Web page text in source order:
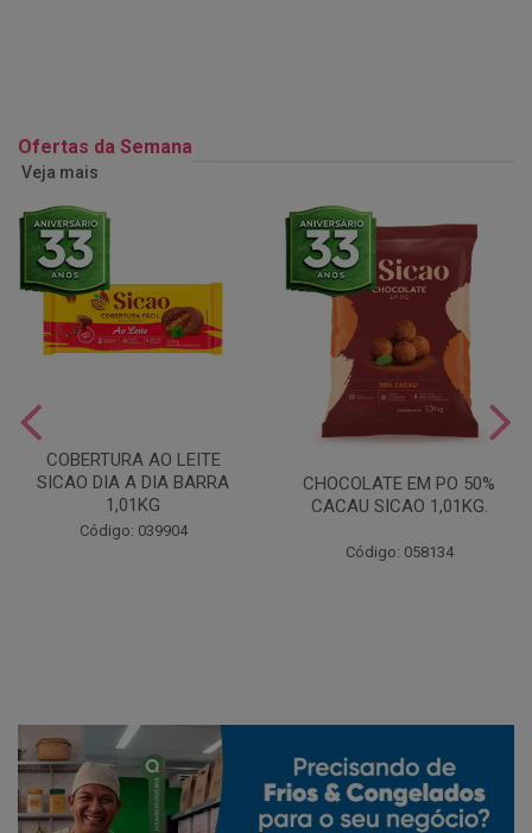
Ofertas da Semana
Veja mais
COBERTURA AO LEITE
SICAO DIA A DIA BARRA
1,01KG
Código: 039904
CHOCOLATE EM PO 50%
CACAU SICAO 1,01KG.
Código: 058134